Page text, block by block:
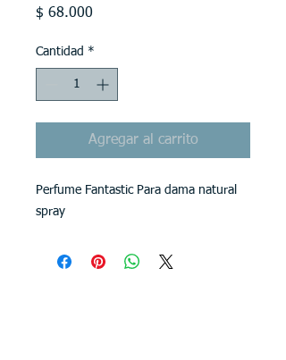
$ 68.000
Cantidad *
Agregar al carrito
Perfume Fantastic Para dama natural
spray